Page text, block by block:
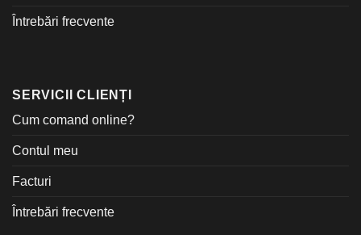
Întrebări frecvente
SERVICII CLIENȚI
Cum comand online?
Contul meu
Facturi
Întrebări frecvente